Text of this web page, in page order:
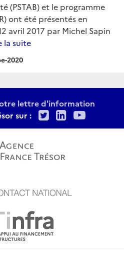
(PSTAB) et le programme
ont été présentés en
avril 2017 par Michel Sapin
la suite
2020
lettre d'information
sur :
TwitterLinkedIn